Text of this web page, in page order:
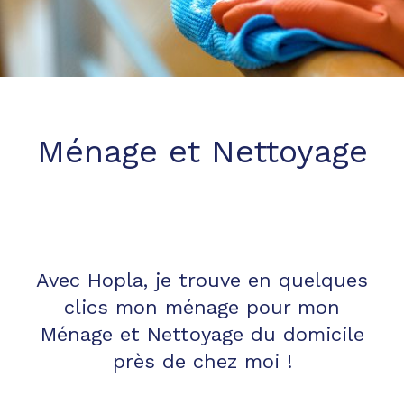
Ménage et Nettoyage
Avec Hopla, je trouve en quelques
clics mon ménage pour mon
Ménage et Nettoyage du domicile
près de chez moi !